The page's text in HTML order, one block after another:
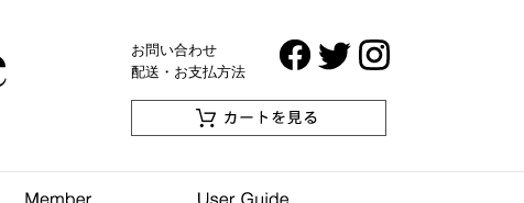
お問い合わせ
配送・お支払方法